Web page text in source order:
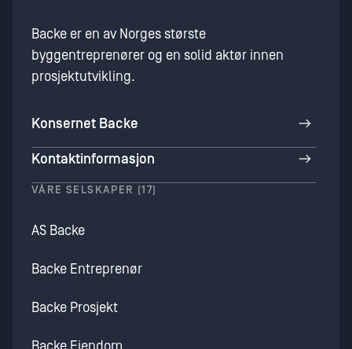
Backe er en av Norges største
byggentreprenører og en solid aktør innen
prosjektutvikling.
Konsernet Backe
Kontaktinformasjon
VÅRE SELSKAPER (17)
AS Backe
Backe Entreprenør
Backe Prosjekt